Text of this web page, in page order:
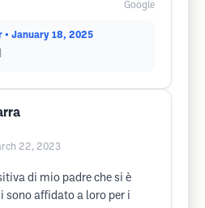
Google
• January 18, 2025
22, 2023
di mio padre che si è
sono affidato a loro per i